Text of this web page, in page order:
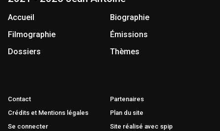
Accueil
Biographie
Filmographie
Émissions
Dossiers
Thèmes
Contact
Partenaires
Crédits et Mentions légales
Plan du site
Se connecter
Site réalisé avec spip